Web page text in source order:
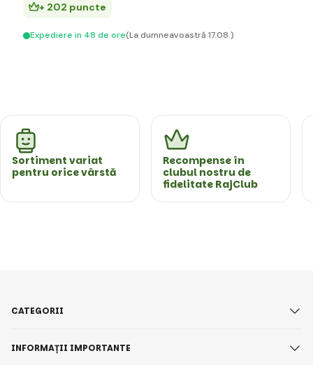
+ 202 puncte
Expediere in 48 de ore(La dumneavoastră 17.08.)
Sortiment variat
pentru orice vârstă
Recompense în
clubul nostru de
fidelitate RajClub
CATEGORII
INFORMAȚII IMPORTANTE